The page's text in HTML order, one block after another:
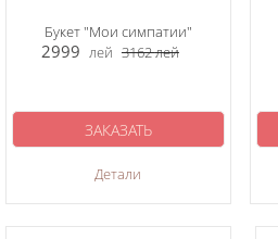
Букет "Мои симпатии"
2999 лей 3162лей
Детали
ЗАКАЗАТЬ